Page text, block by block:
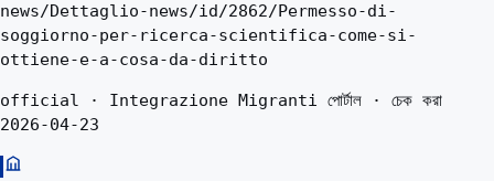
news/Dettaglio-news/id/2862/Permesso-di-
soggiorno-per-ricerca-scientifica-come-si-
ottiene-e-a-cosa-da-diritto
official · Integrazione Migranti পোর্টাল · চেক করা
2026-04-23